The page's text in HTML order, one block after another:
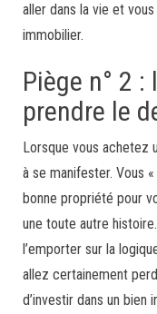
aller dans la vie et
immobilier.
Piège n° 2
prendre le
Lorsque vous achetez
à se manifester. Vous
bonne propriété pour
une toute autre
l’emporter sur la
allez certainement
d’investir dans un